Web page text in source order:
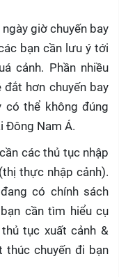
giờ chuyến bay
bạn cần lưu ý tới
cảnh. Phần nhiều
hơn chuyến bay
có thể không đúng
Đông Nam Á.
các thủ tục nhập
thực nhập cảnh).
có chính sách
cần tìm hiểu cụ
tục xuất cảnh &
thúc chuyến đi bạn